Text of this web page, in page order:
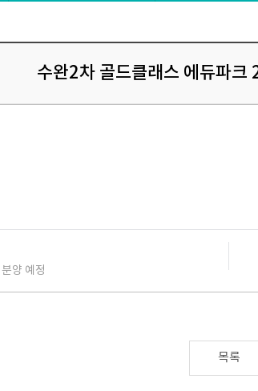
수완2차 골드클래스 에듀파
양 예정
목록